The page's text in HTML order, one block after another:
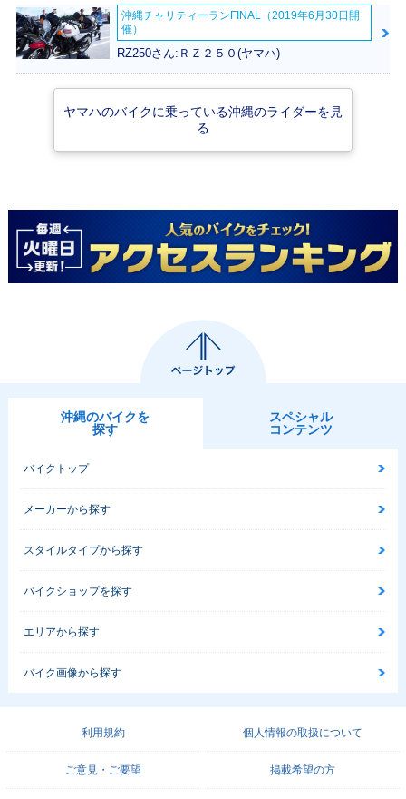
沖縄チャリティーランFINAL（2019年6月30日開
催）
RZ250さん:ＲＺ２５０(ヤマハ)
ヤマハのバイクに乗っている沖縄のライダーを見
る
沖縄のバイクを
探す
スペシャル
コンテンツ
バイクトップ
メーカーから探す
スタイルタイプから探す
バイクショップを探す
エリアから探す
バイク画像から探す
利用規約 個人情報の取扱について
ご意見・ご要望 掲載希望の方